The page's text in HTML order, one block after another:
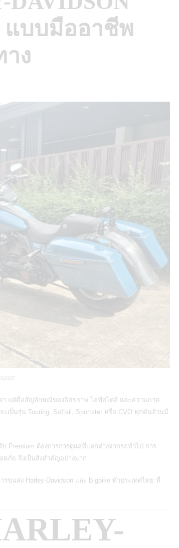
แบบมืออาชีพ
ง
ดา แต่คือสัญลักษณ์ของอิสรภาพ ไลฟ์สไตล์ และความภาค
เป็นรุ่น Touring, Softail, Sportster หรือ CVO ทุกคันล้วนมี
Premium ต้องการการดูแลที่แตกต่างจากรถทั่วไป การ
ดภัย จึงเป็นสิ่งสำคัญอย่างมาก
รขนส่ง Harley-Davidson และ Bigbike ทั่วประเทศไทย
ที่